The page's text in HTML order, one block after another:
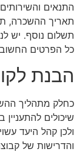
התנאים
תאריך ההשכרה,
תשלום נוסף. יש
כל הפרטים
הבנת
כחלק מתהליך
שיכולים להתעניין
ולכן קהל היעד
והדרישות של